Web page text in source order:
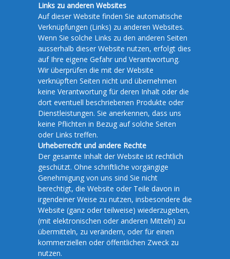
Links zu anderen Websites
Auf dieser Website finden Sie automatische
Verknüpfungen (Links) zu anderen Websites.
Wenn Sie solche Links zu den anderen Seiten
ausserhalb dieser Website nutzen, erfolgt dies
auf Ihre eigene Gefahr und Verantwortung.
Wir überprüfen die mit der Website
verknüpften Seiten nicht und übernehmen
keine Verantwortung für deren Inhalt oder die
dort eventuell beschriebenen Produkte oder
Dienstleistungen. Sie anerkennen, dass uns
keine Pflichten in Bezug auf solche Seiten
oder Links treffen.
Urheberrecht und andere Rechte
Der gesamte Inhalt der Website ist rechtlich
geschützt. Ohne schriftliche vorgängige
Genehmigung von uns sind Sie nicht
berechtigt, die Website oder Teile davon in
irgendeiner Weise zu nutzen, insbesondere die
Website (ganz oder teilweise) wiederzugeben,
(mit elektronischen oder anderen Mitteln) zu
übermitteln, zu verändern, oder für einen
kommerziellen oder öffentlichen Zweck zu
nutzen.